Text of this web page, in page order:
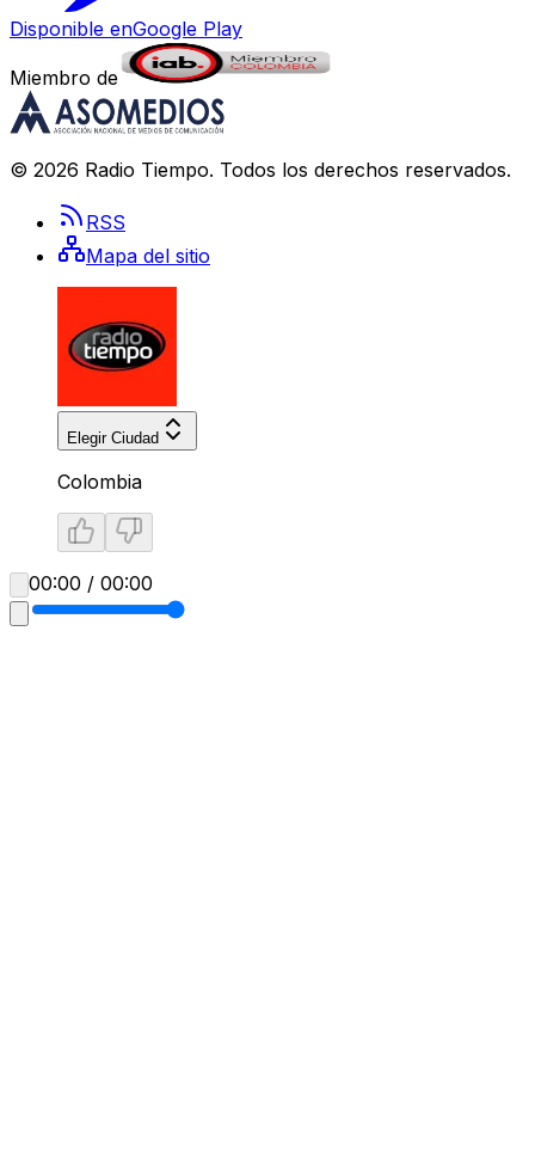
Disponible enGoogle Play
Miembro de
© 2026 Radio Tiempo. Todos los derechos reservados.
RSS
Mapa del sitio
Elegir Ciudad
Colombia
00:00 / 00:00